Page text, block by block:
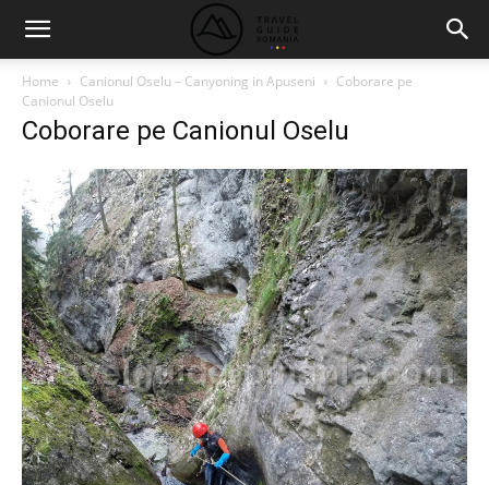
Home Canionul Oselu – Canyoning in Apuseni
Coborare pe
Canionul Oselu
Coborare pe Canionul Oselu